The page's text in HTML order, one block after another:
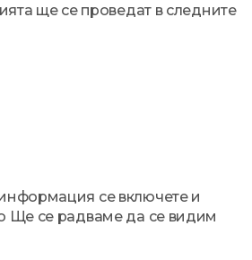
ще се проведат в следните
се включете и
Ще се радваме да се видим